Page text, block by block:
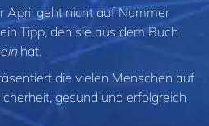
April geht nicht auf Nummer
Tipp, den sie aus dem Buch
hat.
die vielen Menschen auf
gesund und erfolgreich